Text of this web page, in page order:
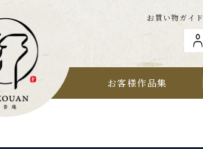
お買い物ガイド
お客様作品集